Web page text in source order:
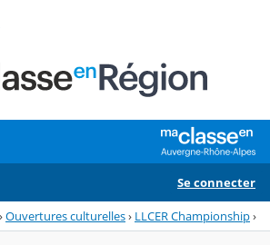
Se connecter
›Ouvertures culturelles› LLCER Championship›